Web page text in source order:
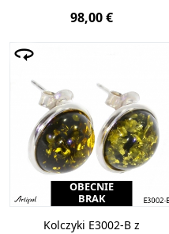
98,00 €
OBECNIE
BRAK
Kolczyki E3002-B z